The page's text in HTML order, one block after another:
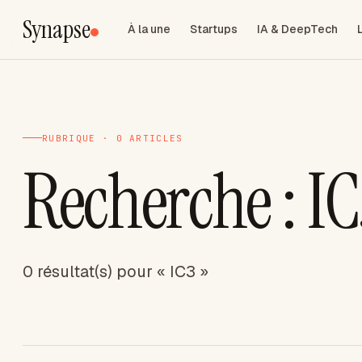
Synapse À la une Startups IA & DeepTech
RUBRIQUE · 0 ARTICLES
Recherche :
0 résultat(s) pour « IC3 »